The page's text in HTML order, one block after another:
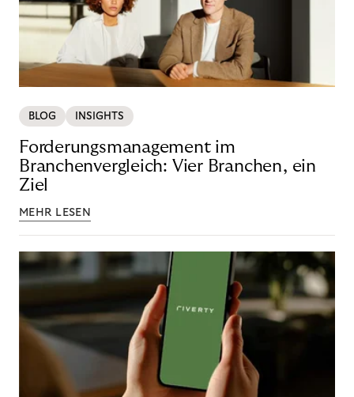
BLOG INSIGHTS
Forderungsmanagement im
Branchenvergleich: Vier Branchen, ein
Ziel
MEHR LESEN